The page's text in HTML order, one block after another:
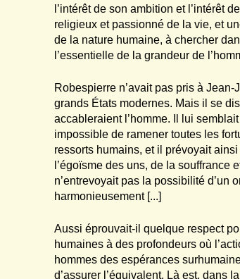
l’intérêt de son ambition et l’intérêt
religieux et passionné de la vie, et
de la nature humaine, à chercher
l’essentielle de la grandeur de
Robespierre n’avait pas pris à
grands États modernes. Mais il se
accableraient l’homme. Il lui
impossible de ramener toutes les
ressorts humains, et il prévoyait
l’égoïsme des uns, de la souffrance
n’entrevoyait pas la possibilité
harmonieusement [...]
Aussi éprouvait-il quelque respect
humaines à des profondeurs où
hommes des espérances
d’assurer l’équivalent. Là est, dans